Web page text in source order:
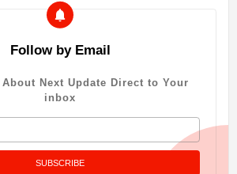
Follow by Email
Next Update Direct to Your
inbox